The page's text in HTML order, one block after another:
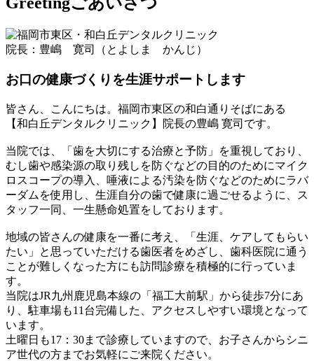
院長：豊嶋 寛司（とよしま かんじ）
お口の健康づくりを生涯サポートします
皆さん、こんにちは。福岡市東区の和白通りそばにある
【和白丘デンタルクリニック】院長の豊嶋 寛司です。
当院では、「歯を大切にする治療と予防」を重視しており、
むし歯や感染源の取り残しを防ぐなどの目的のためにマイク
ロスコープの導入、唾液による汚染を防ぐなどのためにラバ
ーダムを使用し、生涯自分の歯で健康に過ごせるように、ス
タッフ一同、一生懸命処置をしております。
地域の皆さんの健康を一番に考え、「生涯、ケアしてもらい
たい」と思っていただける歯医者をめざし、歯科医院に通う
ことが難しくなった方にも訪問診療を積極的に行っていま
す。
当院はJR九州鹿児島本線の「福工大前駅」から徒歩7分にあ
り、駐車場も11台完備した、アクセスしやすい環境となって
います。
土曜日も17：30まで診療していますので、お子さんからシニ
ア世代の方までお気軽にご来院ください。